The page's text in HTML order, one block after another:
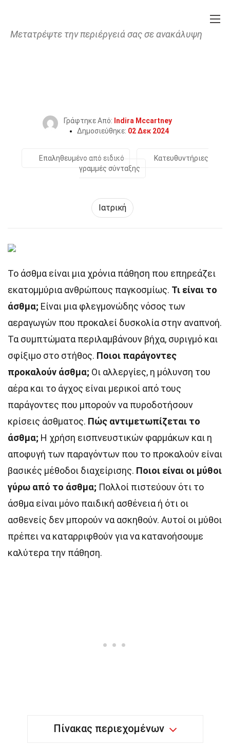
Μετατρέψτε την περιέργειά σας σε ανακάλυψη
Γράφτηκε Από: Indira Mccartney
Δημοσιεύθηκε: 02 Δεκ 2024
Επαληθευμένο από ειδικό
Κατευθυντήριες
γραμμές σύνταξης
Ιατρική
Το άσθμα είναι μια χρόνια πάθηση που επηρεάζει
εκατομμύρια ανθρώπους παγκοσμίως. Τι είναι το
άσθμα; Είναι μια φλεγμονώδης νόσος των
αεραγωγών που προκαλεί δυσκολία στην αναπνοή.
Τα συμπτώματα περιλαμβάνουν βήχα, συριγμό και
σφίξιμο στο στήθος. Ποιοι παράγοντες
προκαλούν άσθμα; Οι αλλεργίες, η μόλυνση του
αέρα και το άγχος είναι μερικοί από τους
παράγοντες που μπορούν να πυροδοτήσουν
κρίσεις άσθματος. Πώς αντιμετωπίζεται το
άσθμα; Η χρήση εισπνευστικών φαρμάκων και η
αποφυγή των παραγόντων που το προκαλούν είναι
βασικές μέθοδοι διαχείρισης. Ποιοι είναι οι μύθοι
γύρω από το άσθμα; Πολλοί πιστεύουν ότι το
άσθμα είναι μόνο παιδική ασθένεια ή ότι οι
ασθενείς δεν μπορούν να ασκηθούν. Αυτοί οι μύθοι
πρέπει να καταρριφθούν για να κατανοήσουμε
καλύτερα την πάθηση.
Πίνακας περιεχομένων